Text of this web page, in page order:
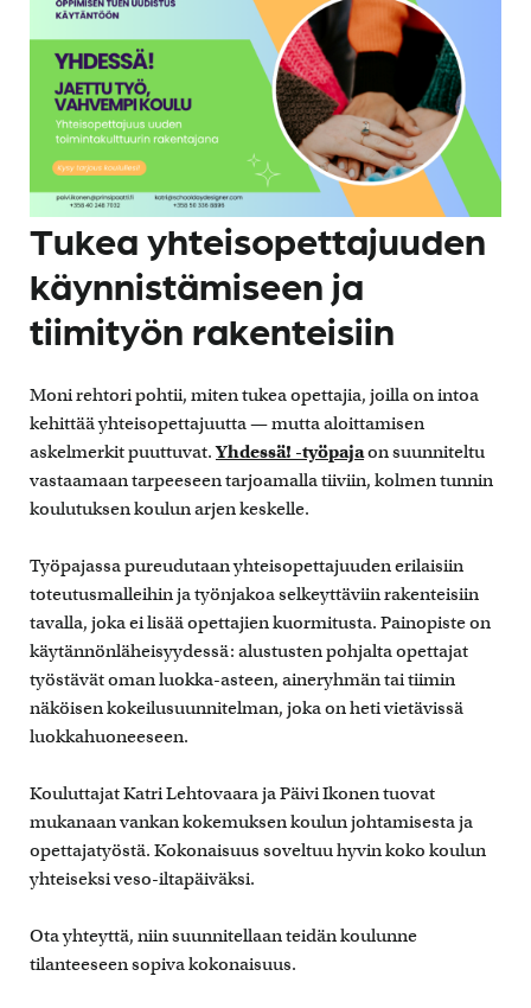
Tukea yhteisopettajuuden
käynnistämiseen ja
tiimityön rakenteisiin
Moni rehtori pohtii, miten tukea opettajia, joilla on intoa
kehittää yhteisopettajuutta — mutta aloittamisen
askelmerkit puuttuvat.Yhdessä! -työpajaon suunniteltu
vastaamaan tarpeeseen tarjoamalla tiiviin, kolmen tunnin
koulutuksen koulun arjen keskelle.
Työpajassa pureudutaan yhteisopettajuuden erilaisiin
toteutusmalleihin ja työnjakoa selkeyttäviin rakenteisiin
tavalla, joka ei lisää opettajien kuormitusta. Painopiste on
käytännönläheisyydessä: alustusten pohjalta opettajat
työstävät oman luokka-asteen, aineryhmän tai tiimin
näköisen kokeilusuunnitelman, joka on heti vietävissä
luokkahuoneeseen.
Kouluttajat Katri Lehtovaara ja Päivi Ikonen tuovat
mukanaan vankan kokemuksen koulun johtamisesta ja
opettajatyöstä. Kokonaisuus soveltuu hyvin koko koulun
yhteiseksi veso-iltapäiväksi.
Ota yhteyttä, niin suunnitellaan teidän koulunne
tilanteeseen sopiva kokonaisuus.